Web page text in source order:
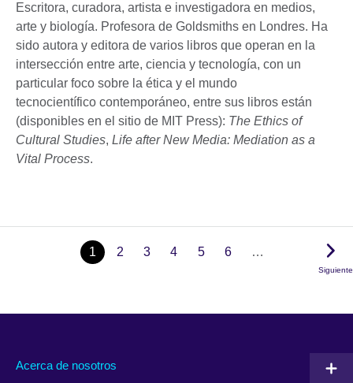
Escritora, curadora, artista e investigadora en medios,
arte y biología. Profesora de Goldsmiths en Londres. Ha
sido autora y editora de varios libros que operan en la
intersección entre arte, ciencia y tecnología, con un
particular foco sobre la ética y el mundo
tecnocientífico contemporáneo, entre sus libros están
(disponibles en el sitio de MIT Press): The Ethics of
Cultural Studies, Life after New Media: Mediation as a
Vital Process.
1 2 3 4 5 6 …
Siguiente
Acerca de nosotros